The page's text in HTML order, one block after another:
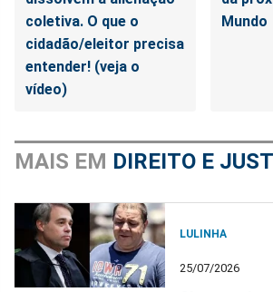
coletiva. O que o
cidadão/eleitor precisa
entender! (veja o
vídeo)
Mundo
MAIS EM DIREITO E
LULINHA
25/07/2026